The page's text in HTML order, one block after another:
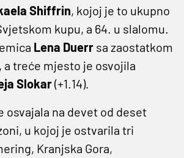
Shiffrin, kojoj je to ukupno
kupu, a 64. u slalomu.
Lena Duerr sa zaostatkom
a treće mjesto je osvojila
Slokar(+1.14).
osvajala na devet od deset
u kojoj je ostvarila tri
Kranjska Gora,